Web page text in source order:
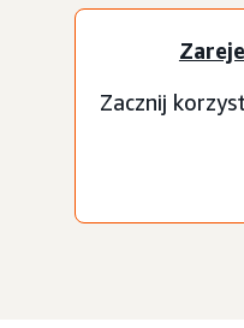
Zacznij